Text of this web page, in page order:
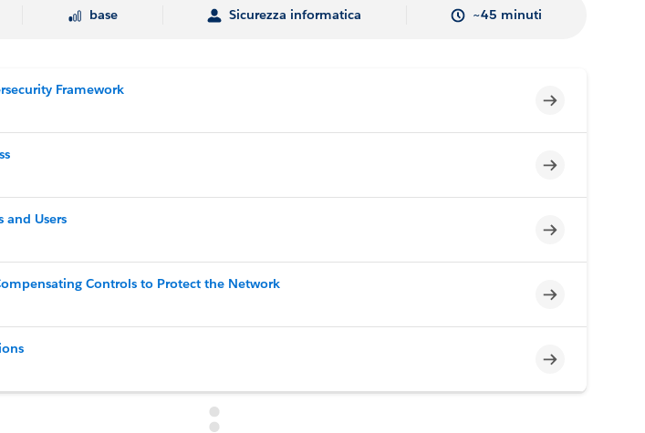
base Sicurezza informatica ~45 minuti
Framework
Incompleto
Incompleto
and Users
Incompleto
Controls to Protect the Network
Incompleto
Incompleto